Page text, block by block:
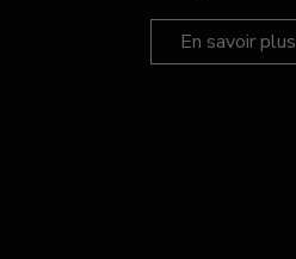
En savoir plus